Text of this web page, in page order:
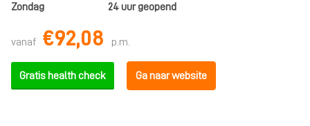
Zondag
24 uur geopend
vanaf €92,08 p.m.
Gratis health check Ga naar website